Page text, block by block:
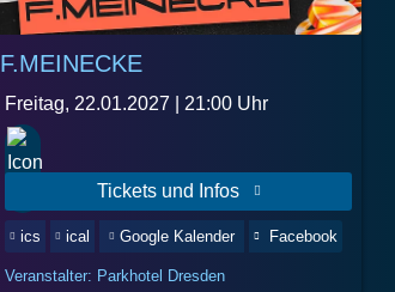
F.MEINECKE
Freitag, 22.01.2027 | 21:00 Uhr
Tickets und Infos
ics ical Google Kalender Facebook
Veranstalter: Parkhotel Dresden